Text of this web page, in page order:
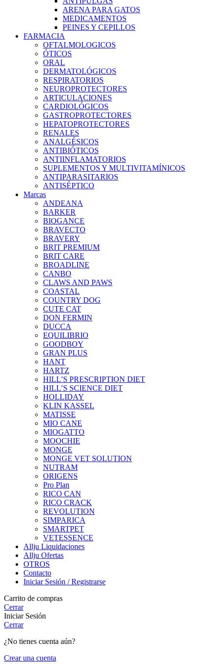
ARENA PARA GATOS
MEDICAMENTOS
PEINES Y CEPILLOS
FARMACIA
OFTALMOLOGICOS
ÓTICOS
ORAL
DERMATOLÓGICOS
RESPIRATORIOS
NEUROPROTECTORES
ARTICULACIONES
CARDIOLÓGICOS
GASTROPROTECTORES
HEPATOPROTECTORES
RENALES
ANALGÉSICOS
ANTIBIÓTICOS
ANTIINFLAMATORIOS
SUPLEMENTOS Y MULTIVITAMÍNICOS
ANTIPARASITARIOS
ANTISÉPTICO
Marcas
ANDEANA
BARKER
BIOGANCE
BRAVECTO
BRAVERY
BRIT PREMIUM
BRIT CARE
BROADLINE
CANBO
CLAWS AND PAWS
COASTAL
COUNTRY DOG
CUTE CAT
DON FERMIN
DUCCA
EQUILIBRIO
GOODBOY
GRAN PLUS
HANT
HARTZ
HILL’S PRESCRIPTION DIET
HILL’S SCIENCE DIET
HOLLIDAY
KLIN KASSEL
MATISSE
MIO CANE
MIOGATTO
MOOCHIE
MONGE
MONGE VET SOLUTION
NUTRAM
ORIGENS
Pro Plan
RICO CAN
RICO CRACK
REVOLUTION
SIMPARICA
SMARTPET
VETESSENCE
Allju Liquidaciones
Allju Ofertas
OTROS
Contacto
Iniciar Sesión / Registrarse
Carrito de compras
Cerrar
Iniciar Sesión
Cerrar
¿No tienes cuenta aún?
Crear una cuenta